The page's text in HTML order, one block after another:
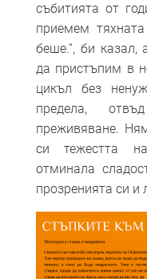
събитията от
приемем
беше.“, би казал,
да пристъпим в
цикъл без
предела,
преживяване.
си тежестта
отминала
прозренията си и